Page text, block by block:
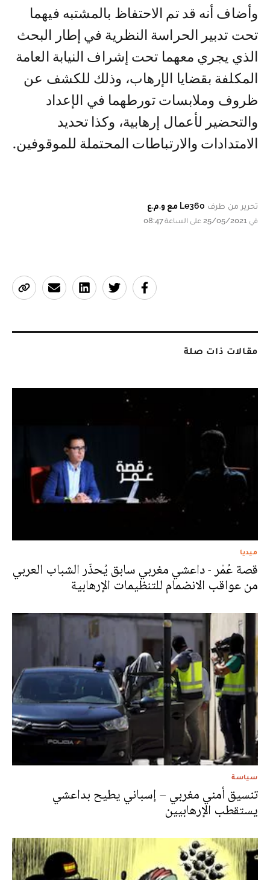
وأضاف أنه قد تم الاحتفاظ بالمشتبه فيهما
تحت تدبير الحراسة النظرية في إطار البحث
الذي يجري معهما تحت إشراف النيابة العامة
المكلفة بقضايا الإرهاب، وذلك للكشف عن
ظروف وملابسات تورطهما في الإعداد
والتحضير لأعمال إرهابية، وكذا تحديد
الامتدادات والارتباطات المحتملة للموقوفين.
تحرير من طرف Le360 مع و.م.ع
في 25/05/2021 على الساعة 08:47
مقالات ذات صلة
ميديا
قصة عُمْر - داعشي مغربي سابق يُحذّر الشباب العربي
من عواقب الانضمام للتنظيمات الإرهابية
سياسة
تنسيق أمني مغربي – إسباني يطيح بداعشي
يستقطب الإرهابيين